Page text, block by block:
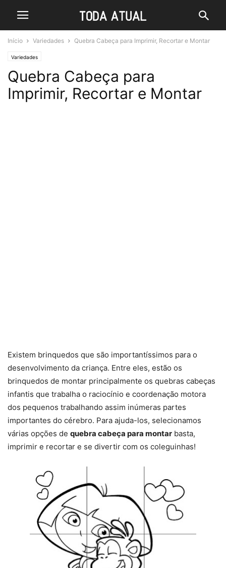
Início Variedades Quebra Cabeça para Imprimir, Recortar e Montar
Variedades
Quebra Cabeça para
Imprimir, Recortar e Montar
Existem brinquedos que são importantíssimos para o
desenvolvimento da criança. Entre eles, estão os
brinquedos de montar principalmente os quebras cabeças
infantis que trabalha o raciocínio e coordenação motora
dos pequenos trabalhando assim inúmeras partes
importantes do cérebro. Para ajuda-los, selecionamos
várias opções de quebra cabeça para montar basta,
imprimir e recortar e se divertir com os coleguinhas!